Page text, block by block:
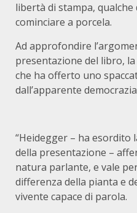
libertà di stampa,
cominciare a porcela.
Ad approfondire
presentazione del libro,
che ha offerto uno
dall’apparente
“Heidegger – ha esordito
della presentazione –
natura parlante, e vale
differenza della pianta e
vivente capace di parola.